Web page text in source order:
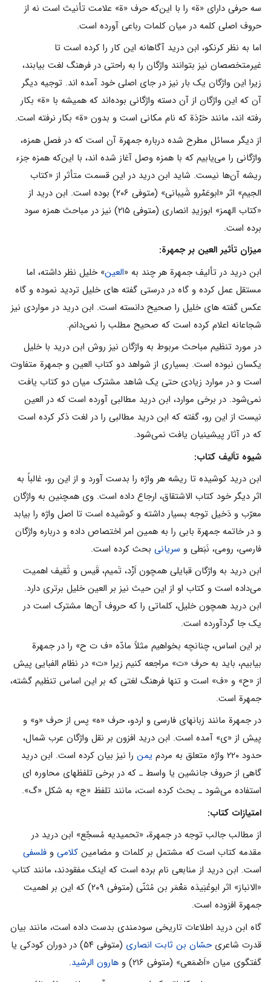
سه حرفی دارای «ة» را با این‌که حرف «ة» علامت تأنیث است نه از
حروف اصلی کلمه در میان کلمات رباعی آورده است.
اما به نظر کرنکو، ابن درید آگاهانه این کار را کرده است تا
غیرمتخصصان نیز بتوانند واژگان را به راحتی در فرهنگ لغت بیابند،
زیرا این واژگان یک بار نیز در جای اصلی خود آمده اند. توجیه دیگر
آن‌ که این واژگان از آن دسته واژگانی بوده‌اند که همیشه با «ة» بکار
رفته اند، مانند حَرْدَة که نام مکانی است و بدون «ة» بکار نرفته است.
از دیگر مسائل مطرح شده درباره جمهرة آن است که در فصل همزه،
واژگانی را می‌یابیم که با همزه وصل آغاز شده اند، با این‌که همزه جزء
ریشه آن‌ها نیست. شاید ابن درید در این قسمت متأثر از «کتاب
الجیم» اثر «ابوعَمْرو شَیبانی» (متوفی ۲۰۶) بوده است. ابن درید از
«کتاب الهمز» ابوزیدِ انصاری (متوفی ۲۱۵) نیز در مباحث همزه سود
برده است.
میزان تأثیر العین بر جمهرة:
ابن درید در تألیف جمهرة هر چند به «العین» خلیل نظر داشته، اما
مستقل عمل کرده و گاه در درستی گفته های خلیل تردید نموده و گاه
عکس گفته های خلیل را صحیح دانسته است. ابن درید در مواردی نیز
شجاعانه اعلام کرده است که صحیح مطلب را نمی‌دانم.
در مورد تنظیم مباحث مربوط به واژگان نیز روش ابن درید با خلیل
یکسان نبوده است. بسیاری از شواهد دو کتاب العین و جمهرة متفاوت
است و در موارد زیادی حتی یک شاهد مشترک میان دو کتاب یافت
نمی‌شود. در برخی موارد، ابن درید مطالبی آورده است که در العین
نیست از این رو، گفته که ابن درید مطالبی را در لغت ذکر کرده است
که در آثار پیشینیان یافت نمی‌شود.
شیوه تألیف کتاب:
ابن درید کوشیده تا ریشه هر واژه را بدست آورد و از این رو، غالباً به
اثر دیگر خود کتاب الاشتقاق، ارجاع داده است. وی همچنین به واژگان
معرّب و دَخیل توجه بسیار داشته و کوشیده است تا اصل واژه را بیابد
و در خاتمه جمهرة بابی را به همین امر اختصاص داده و درباره واژگان
فارسی، رومی، نَبَطی و سریانی بحث کرده است.
ابن درید به واژگان قبایلی همچون اَزْد، تَمیم، قَیس و ثَقیف اهمیت
می‌داده است و کتاب او از این حیث نیز بر العین خلیل برتری دارد.
ابن درید همچون خلیل، کلماتی را که حروف آن‌ها مشترک است در
یک جا گردآورده است.
بر این اساس، چنانچه بخواهیم مثلاً مادّه «ف ت ح» را در جمهرة
بیابیم، باید به حرف «ت» مراجعه کنیم زیرا «ت» در نظام الفبایی پیش
از «ح» و «ف» است و تنها فرهنگ لغتی که بر این اساس تنظیم گشته،
جمهرة است.
در جمهرة مانند زبانهای فارسی و اردو، حرف «ه» پس از حرف «و» و
پیش از «ی» آمده است. ابن درید افزون بر نقل واژگان عرب شمال،
حدود ۲۲۰ واژه متعلق به مردم
یمن را نیز بیان کرده است. ابن درید
گاهی از حروف جانشین یا واسط ـ که در برخی تلفظهای محاوره ای
استفاده می‌شود ـ بحث کرده است، مانند تلفظ «ج» به شکل «گ».
امتیازات کتاب:
از مطالب جالب توجه در جمهرة، «تحمیدیه مُسجّع» ابن درید در
مقدمه کتاب است که مشتمل بر کلمات و مضامین کلامی و فلسفی
است. ابن درید از منابعی نام برده است که اینک مفقودند، مانند کتاب
«الانباز» اثر ابوعُبَیدَه مَعْمَر بن مُثنّی (متوفی ۲۰۹) که این بر اهمیت
جمهرة افزوده است.
گاه ابن درید اطلاعات تاریخی سودمندی بدست داده است، مانند بیان
قدرت شاعریحسّان بن ثابت انصاری
(متوفی ۵۴) در دوران کودکی یا
گفتگوی میان «اَصْمَعی» (متوفی ۲۱۶) و
هارون الرشید.